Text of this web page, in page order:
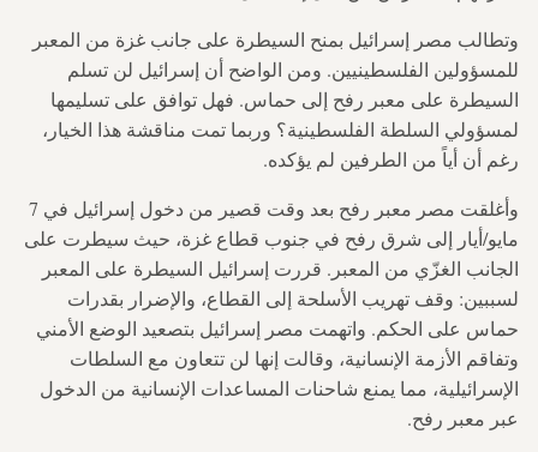
وتطالب مصر إسرائيل بمنح السيطرة على جانب غزة من المعبر
للمسؤولين الفلسطينيين. ومن الواضح أن إسرائيل لن تسلم
السيطرة على معبر رفح إلى حماس. فهل توافق على تسليمها
لمسؤولي السلطة الفلسطينية؟ وربما تمت مناقشة هذا الخيار،
رغم أن أياً من الطرفين لم يؤكده.
وأغلقت مصر معبر رفح بعد وقت قصير من دخول إسرائيل في 7
مايو/أيار إلى شرق رفح في جنوب قطاع غزة، حيث سيطرت على
الجانب الغزّي من المعبر. قررت إسرائيل السيطرة على المعبر
لسببين: وقف تهريب الأسلحة إلى القطاع، والإضرار بقدرات
حماس على الحكم. واتهمت مصر إسرائيل بتصعيد الوضع الأمني
وتفاقم الأزمة الإنسانية، وقالت إنها لن تتعاون مع السلطات
الإسرائيلية، مما يمنع شاحنات المساعدات الإنسانية من الدخول
عبر معبر رفح.